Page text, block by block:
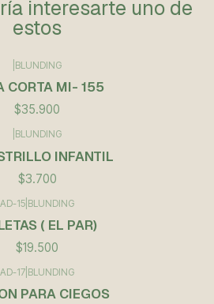
interesarte uno de
estos
BLUNDING
CORTA MI- 155
$35.900
BLUNDING
INFANTIL
$3.700
AD-15 BLUNDING
( EL PAR)
$19.500
AD-17 BLUNDING
PARA CIEGOS